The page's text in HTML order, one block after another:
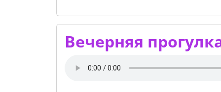
Вечерняя